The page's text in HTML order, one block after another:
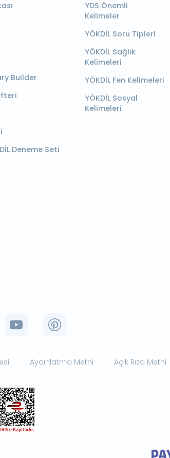
Builder
Deneme Seti
YDS Önemli
Kelimeler
YÖKDİL Soru Tipleri
YÖKDİL Sağlık
Kelimeleri
YÖKDİL Fen Kelimeleri
YÖKDİL Sosyal
Kelimeleri
Aydınlatma Metni Açık Rıza Metni